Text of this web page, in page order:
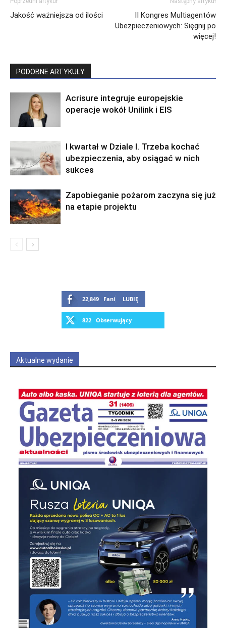
Jakość ważniejsza od ilości
II Kongres Multiagentów
Ubezpieczeniowych: Sięgnij po
więcej!
PODOBNE ARTYKUŁY
Acrisure integruje europejskie
operacje wokół Unilink i EIS
I kwartał w Dziale I. Trzeba kochać
ubezpieczenia, aby osiągać w nich
sukces
Zapobieganie pożarom zaczyna się już
na etapie projektu
22,849 Fani LUBIĘ
822 Obserwujący
Aktualne wydanie